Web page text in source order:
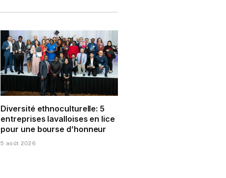
Diversité ethnoculturelle: 5
entreprises lavalloises en lice
pour une bourse d’honneur
5 août 2026